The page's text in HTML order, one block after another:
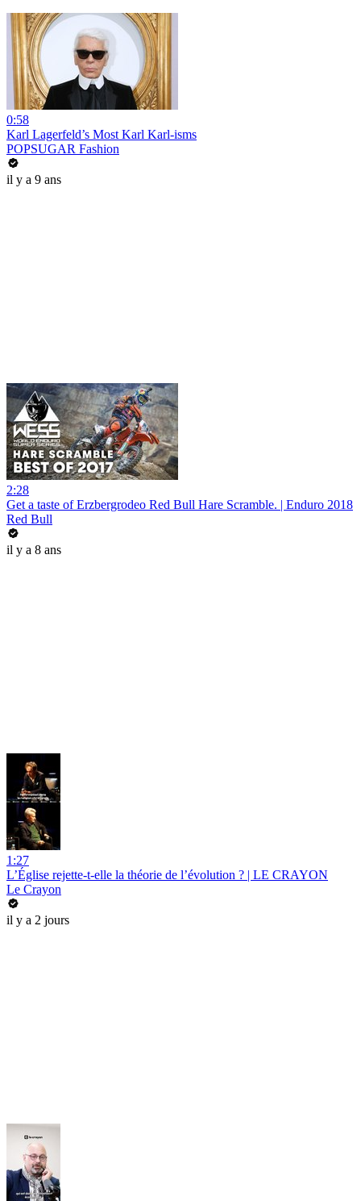
0:58
Karl Lagerfeld’s Most Karl Karl-isms
POPSUGAR Fashion
il y a 9 ans
2:28
Get a taste of Erzbergrodeo Red Bull Hare Scramble. | Enduro 2018
Red Bull
il y a 8 ans
1:27
L’Église rejette-t-elle la théorie de l’évolution ? | LE CRAYON
Le Crayon
il y a 2 jours